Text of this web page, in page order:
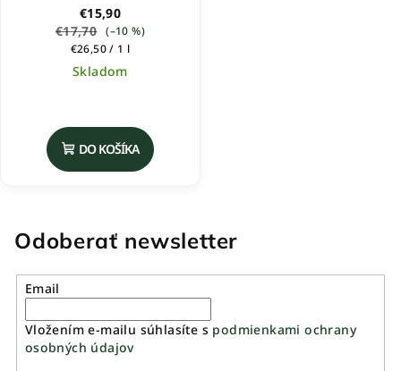
€15,90
€17,70 (–10 %)
Jednotková
cena:
€26,50 / 1 l
Skladom
produktu
je
5,0
DO KOŠÍKA
Odoberať newsletter
Email
Vložením e-mailu súhlasíte s podmienkami ochrany
osobných údajov